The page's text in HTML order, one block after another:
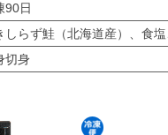
90日
しらず鮭（北海道産）、食塩
切身